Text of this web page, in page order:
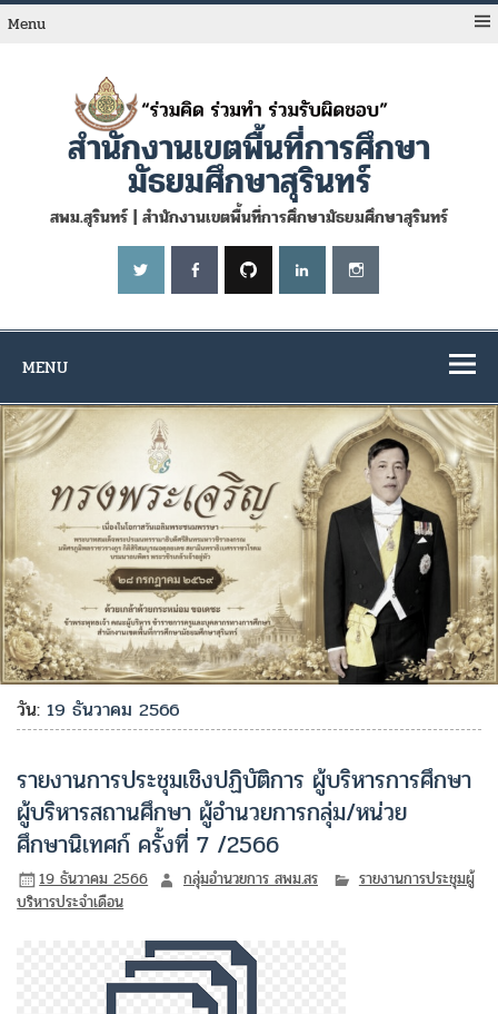
Skip
toMenu
สำนักงานเขตพื้นที่การศึกษา
มัธยมศึกษาสุรินทร์
สพม.สุรินทร์ | สำนักงานเขตพื้นที่การศึกษามัธยมศึกษาสุรินทร์
MENU
วัน:19 ธันวาคม 2566
รายงานการประชุมเชิงปฏิบัติการ ผู้บริหารการศึกษา
ผู้บริหารสถานศึกษา ผู้อำนวยการกลุ่ม/หน่วย
ศึกษานิเทศก์ ครั้งที่ 7 /2566
19 ธันวาคม 2566 กลุ่มอำนวยการ สพม.สร
รายงานการประชุมผู้
บริหารประจำเดือน